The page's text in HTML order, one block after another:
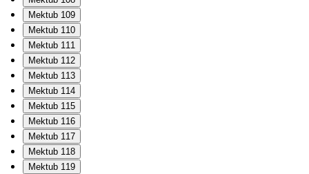
Mektub 109
Mektub 110
Mektub 111
Mektub 112
Mektub 113
Mektub 114
Mektub 115
Mektub 116
Mektub 117
Mektub 118
Mektub 119